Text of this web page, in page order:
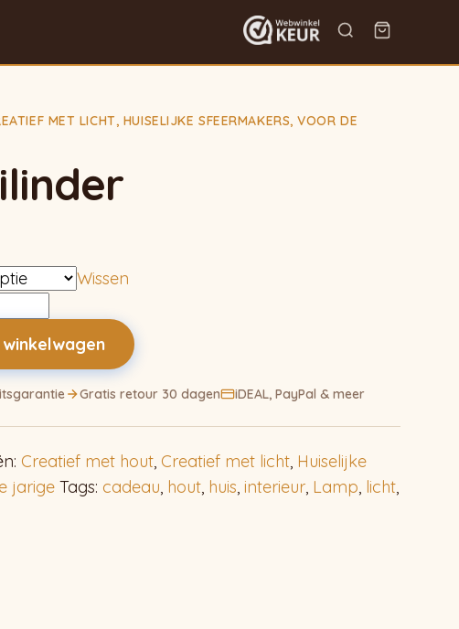
MET LICHT, HUISELIJKE SFEERMAKERS,VOOR DE
Wissen
Gratis retour 30 dagen iDEAL, PayPal & meer
Creatief met hout, Creatief met licht, Huiselijke
jarige Tags: cadeau, hout, huis, interieur, Lamp, licht,